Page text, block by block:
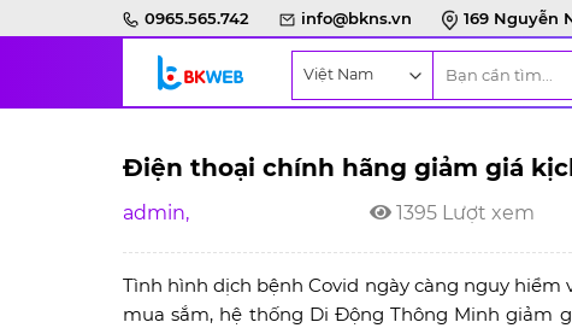
to
0965.565.742 info@bkns.vn 169 Nguyễn
Điện thoại chính hãng giảm giá
admin, 1395 Lượt xem
Tình hình dịch bệnh Covid ngày càng nguy
mua sắm, hệ thống Di Động Thông Minh giảm